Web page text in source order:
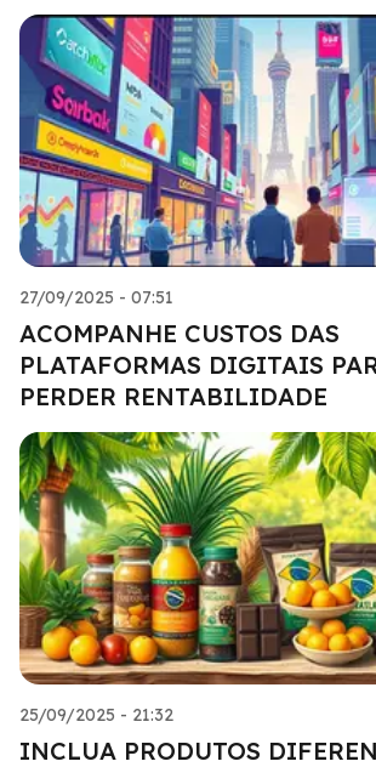
27/09/2025 - 07:51
ACOMPANHE CUSTOS DAS
PLATAFORMAS DIGITAIS
PERDER RENTABILIDADE
25/09/2025 - 21:32
INCLUA PRODUTOS